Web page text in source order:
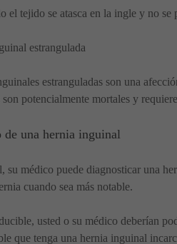
el tejido se atasca en la ingle y no
estrangulada
estranguladas son una
son potencialmente mortales y
de una hernia inguinal
su médico puede diagnosticar una
cuando sea más notable.
usted o su médico deberían
que tenga una hernia inguinal